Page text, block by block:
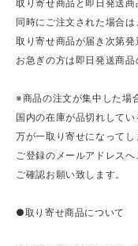
取り寄せ商品と即日発送商
同時にご注文された場合は
取り寄せ商品が届き次第
お急ぎの方は即日発送商品
※商品の注文が集中した場
国内の在庫が品切れしてい
万が一取り寄せになってし
ご登録のメールアドレス
ご確認お願い致します。
●取り寄せ商品について